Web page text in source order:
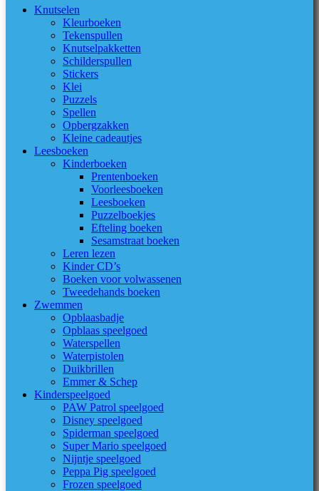
Knutselen
Kleurboeken
Tekenspullen
Knutselpakketten
Schilderspullen
Stickers
Klei
Puzzels
Spellen
Opbergzakken
Kleine cadeautjes
Leesboeken
Kinderboeken
Prentenboeken
Voorleesboeken
Leesboeken
Puzzelboekjes
Efteling boeken
Sesamstraat boeken
Leren lezen
Kinder CD’s
Boeken voor volwassenen
Tweedehands boeken
Zwemmen
Opblaasbadje
Opblaas speelgoed
Waterspellen
Waterpistolen
Duikbrillen
Emmer & Schep
Kinderspeelgoed
PAW Patrol speelgoed
Disney speelgoed
Spiderman speelgoed
Super Mario speelgoed
Nijntje speelgoed
Peppa Pig speelgoed
Frozen speelgoed